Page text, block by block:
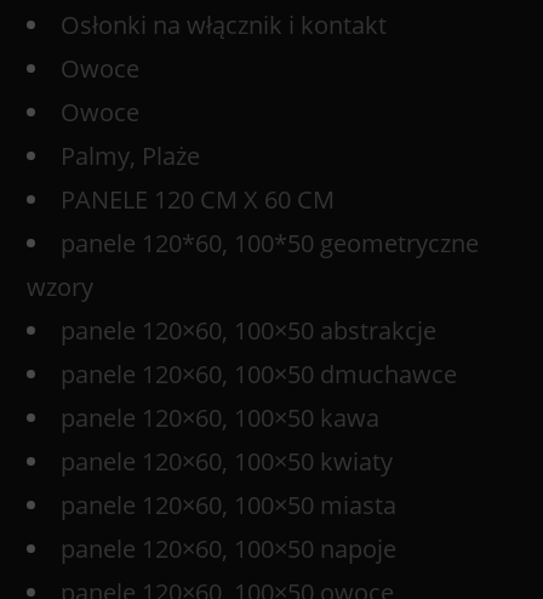
Osłonki na włącznik i kontakt
Owoce
Owoce
Palmy, Plaże
PANELE 120 CM X 60 CM
panele 120*60, 100*50 geometryczne
wzory
panele 120×60, 100×50 abstrakcje
panele 120×60, 100×50 dmuchawce
panele 120×60, 100×50 kawa
panele 120×60, 100×50 kwiaty
panele 120×60, 100×50 miasta
panele 120×60, 100×50 napoje